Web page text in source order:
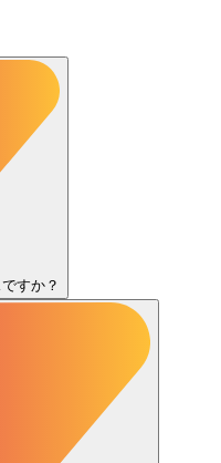
すか？